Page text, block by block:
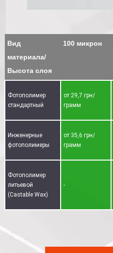
Вид
материала/
Высота слоя
100 микрон
Фотополимер
стандартный
от 29,7 грн/
грамм
Инженерные
фотополимеры
от 35,6 грн/
грамм
Фотополимер
литьевой
(Castable Wax)
-